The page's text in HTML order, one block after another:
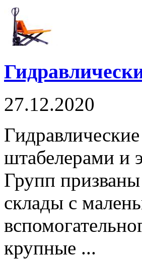
27.12.2020
штабелерами и
Групп
склады с
крупные ...